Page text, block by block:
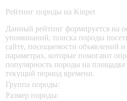
Рейтинг породы на Kinpet
Данный рейтинг формируется на
упоминаний, поиска породы
сайте, посещаемости объявлений и
параметрах, которые помогают
популярность породы на
текущий период времени.
Группа породы:
Размер породы: